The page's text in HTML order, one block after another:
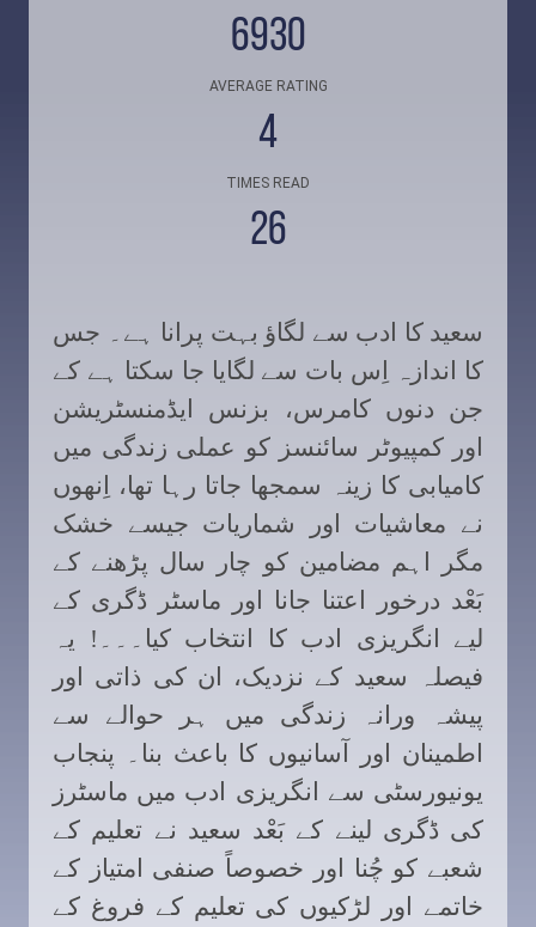
6930
AVERAGE RATING
4
TIMES READ
26
سعید کا ادب سے لگاؤ بہت پرانا ہے۔ جس
کا اندازہ اِس بات سے لگایا جا سکتا ہے کے
جن دنوں کامرس، بزنس ایڈمنسٹریشن
اور کمپیوٹر سائنسز کو عملی زندگی میں
کامیابی کا زینہ سمجھا جاتا رہا تھا، اِنھوں
نے معاشیات اور شماریات جیسے خشک
مگر اہم مضامین کو چار سال پڑھنے کے
بَعْد درخور اعتنا جانا اور ماسٹر ڈگری کے
لیے انگریزی ادب کا انتخاب کیا۔۔۔! یہ
فیصلہ سعید کے نزدیک، ان کی ذاتی اور
پیشہ ورانہ زندگی میں ہر حوالے سے
اطمینان اور آسانیوں کا باعث بنا۔ پنجاب
یونیورسٹی سے انگریزی ادب میں ماسٹرز
کی ڈگری لینے کے بَعْد سعید نے تعلیم کے
شعبے کو چُنا اور خصوصاً صنفی امتیاز کے
خاتمے اور لڑکیوں کی تعلیم کے فروغ کے